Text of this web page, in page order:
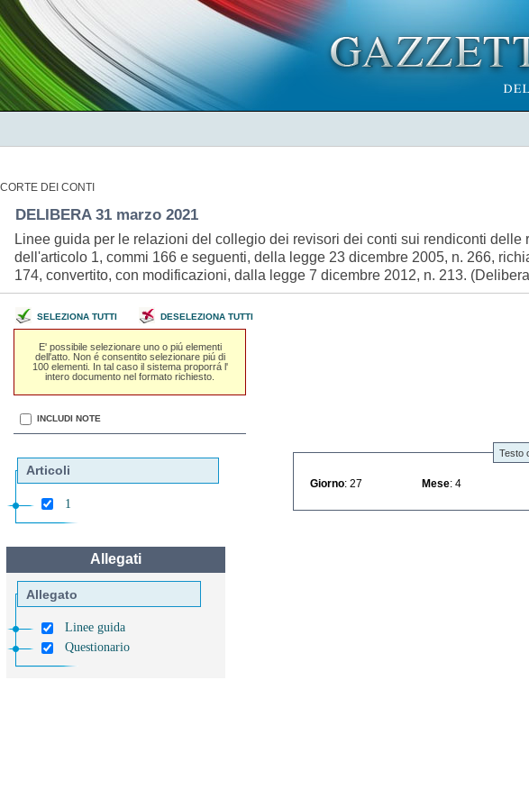
CORTE DEI CONTI
DELIBERA 31 marzo 2021
Linee guida per le relazioni del collegio dei revisori dei conti sui rendiconti
dell'articolo 1, commi 166 e seguenti, della legge 23 dicembre 2005, n. 266,
174, convertito, con modificazioni, dalla legge 7 dicembre 2012, n. 213.
SELEZIONA TUTTI DESELEZIONA TUTTI
E' possibile selezionare uno o piú elementi
dell'atto. Non é consentito selezionare piú di
100 elementi. In tal caso il sistema proporrá l'
intero documento nel formato richiesto.
INCLUDI NOTE
Articoli
1
Allegati
Allegato
Linee guida
Questionario
Testo
Giorno : 27 Mese : 4